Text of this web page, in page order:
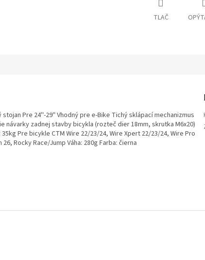
TLAČ
Pre 24''-29'' Vhodný pre e-Bike Tichý sklápací mechanizmus
návarky zadnej stavby bicykla (rozteč dier 18mm, skrutka M6x20)
Pre bicykle CTM Wire 22/23/24, Wire Xpert 22/23/24, Wire Pro
Rocky Race/Jump Váha: 280g Farba: čierna